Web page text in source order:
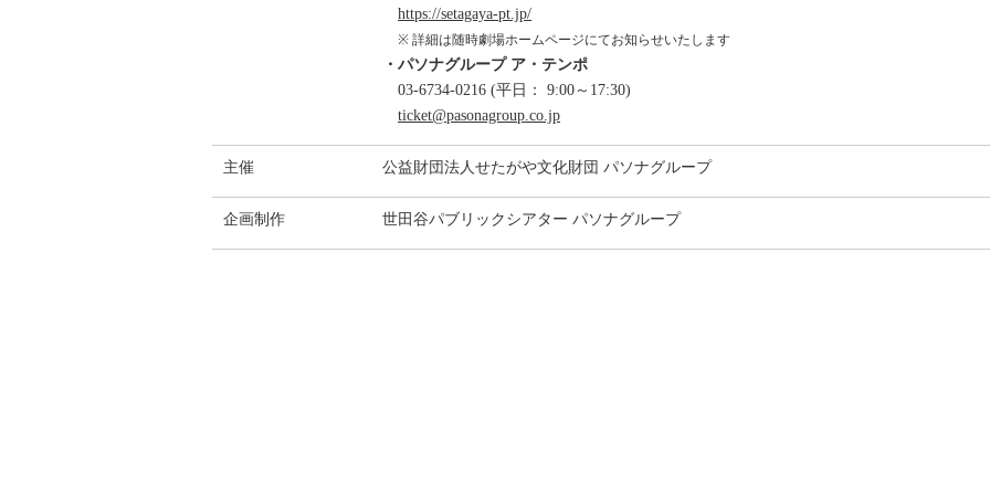
https://setagaya-pt.jp/
※ 詳細は随時劇場ホームページにてお知らせいたします
・パソナグループ ア・テンポ
03-6734-0216 (平日： 9:00～17:30)
ticket@pasonagroup.co.jp
主催 公益財団法人せたがや文化財団 パソナグループ
企画制作 世田谷パブリックシアター パソナグループ